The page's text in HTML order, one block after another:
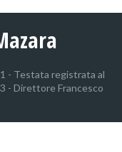
- Testata registrata al
- Direttore Francesco